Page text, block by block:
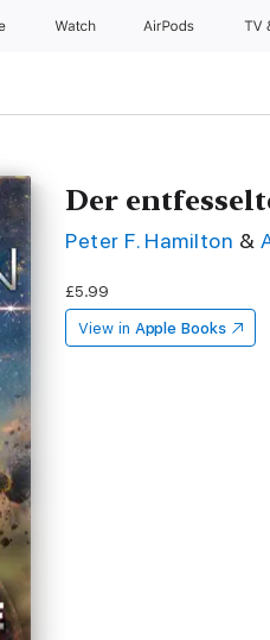
Watch AirPods TV
Der
Peter F. Hamilton &
£5.99
View in Apple Books